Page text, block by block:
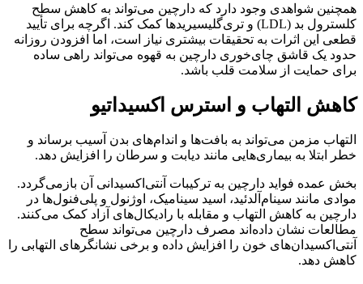
همچنین شواهدی وجود دارد که دارچین می‌تواند به کاهش سطح
کلسترول بد (LDL) و تری‌گلیسیریدها کمک کند. اگرچه برای تأیید
قطعی این اثرات به تحقیقات بیشتری نیاز است، اما افزودن روزانه
حدود یک قاشق چای‌خوری دارچین به قهوه می‌تواند راهی ساده
برای حمایت از سلامت قلب باشد.
کاهش التهاب و استرس اکسیداتیو
التهاب مزمن می‌تواند به بافت‌ها و اندام‌های بدن آسیب برساند و
خطر ابتلا به بیماری‌هایی مانند دیابت و سرطان را افزایش دهد.
بخش عمده فواید دارچین به ترکیبات آنتی‌اکسیدانی آن بازمی‌گردد.
موادی مانند سینام‌آلدئید، اسید سینامیک، اوژنول و پلی‌فنول‌ها در
دارچین به کاهش التهاب و مقابله با رادیکال‌های آزاد کمک می‌کنند.
مطالعات نشان داده‌اند مصرف دارچین می‌تواند سطح
آنتی‌اکسیدان‌های خون را افزایش داده و برخی نشانگرهای التهابی را
کاهش دهد.